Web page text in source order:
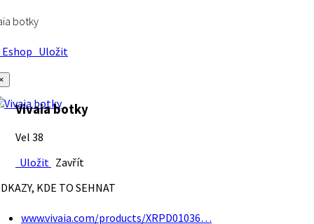
botky
Uložit
Vivaia botky
Vel 38
Uložit Zavřít
KDE TO SEHNAT
www.vivaia.com/products/XRPD01036…